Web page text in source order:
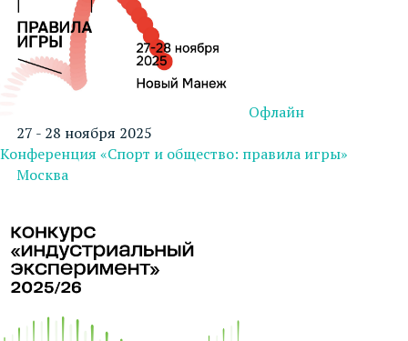
Офлайн
27 - 28 ноября 2025
Конференция «Спорт и общество: правила игры»
Москва